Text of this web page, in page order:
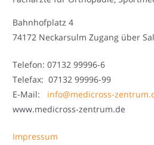
Bahnhofplatz 4
74172 Neckarsulm Zugang über
Telefon: 07132 99996-6
Telefax: 07132 99996-99
E-Mail: info@medicross-
www.medicross-zentrum.de
Impressum